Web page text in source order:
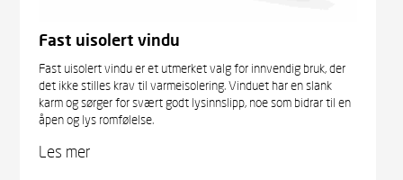
Fast uisolert vindu
Fast uisolert vindu er et utmerket valg for innvendig bruk, der
det ikke stilles krav til varmeisolering. Vinduet har en slank
karm og sørger for svært godt lysinnslipp, noe som bidrar til en
åpen og lys romfølelse.
Les mer